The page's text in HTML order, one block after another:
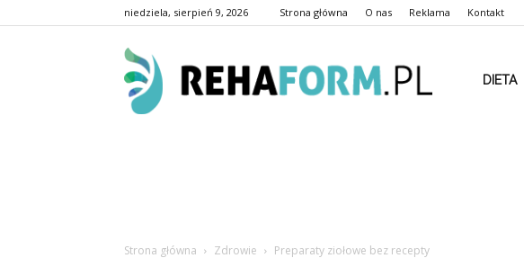
niedziela, sierpień 9, 2026 Strona główna O nas Reklama Kontakt
www.rehaform.pl
DIETA
Strona główna Zdrowie Preparaty ziołowe bez recepty